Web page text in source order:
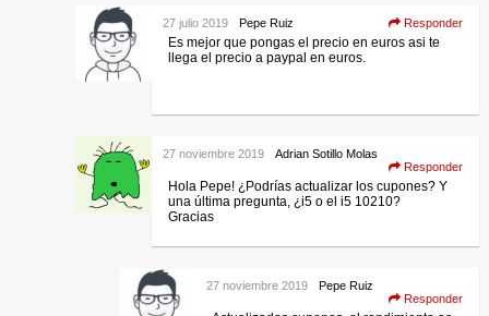
Pepe Ruiz
27 julio 2019 Responder
Es mejor que pongas el precio en euros asi te
llega el precio a paypal en euros.
Adrian Sotillo Molas
27 noviembre 2019
Responder
Hola Pepe! ¿Podrías actualizar los cupones? Y
una última pregunta, ¿i5 o el i5 10210?
Gracias
Pepe Ruiz
27 noviembre 2019
Responder